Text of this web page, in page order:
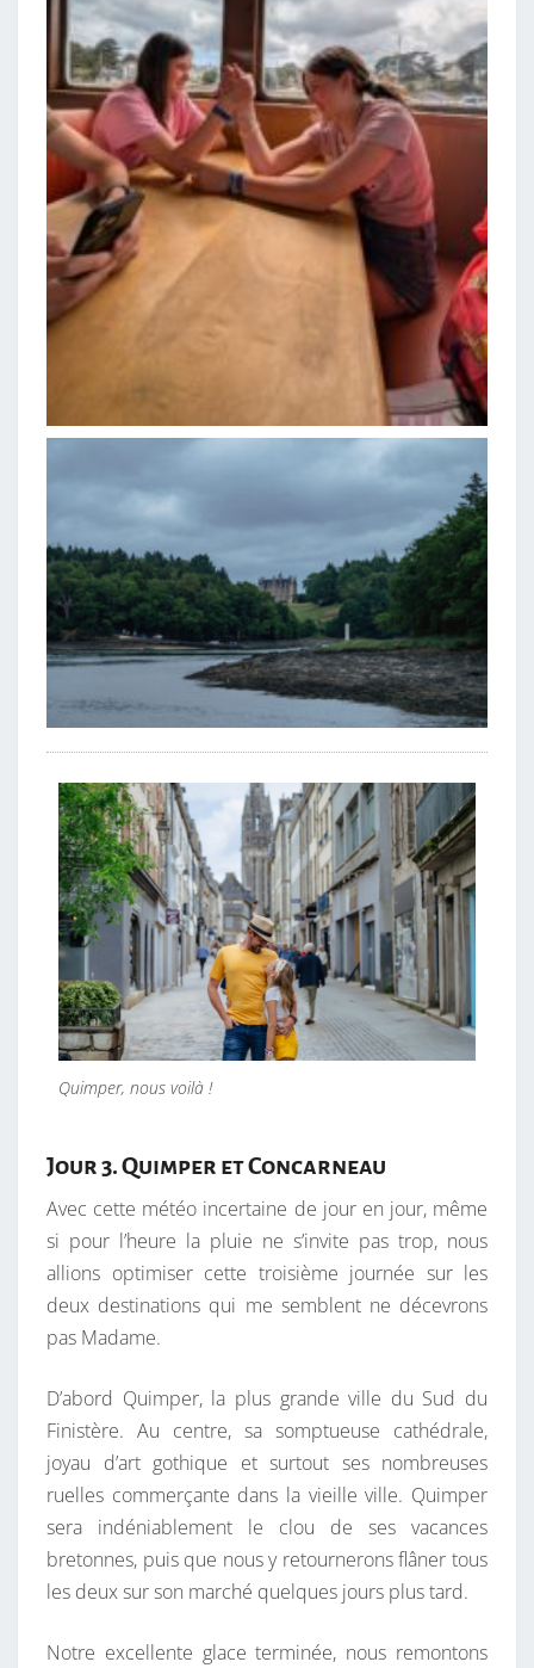
Quimper, nous voilà !
Jour 3. Quimper et Concarneau
Avec cette météo incertaine de jour en jour, même
si pour l’heure la pluie ne s’invite pas trop, nous
allions optimiser cette troisième journée sur les
deux destinations qui me semblent ne décevrons
pas Madame.
D’abord Quimper, la plus grande ville du Sud du
Finistère. Au centre, sa somptueuse cathédrale,
joyau d’art gothique et surtout ses nombreuses
ruelles commerçante dans la vieille ville. Quimper
sera indéniablement le clou de ses vacances
bretonnes, puis que nous y retournerons flâner tous
les deux sur son marché quelques jours plus tard.
Notre excellente glace terminée, nous remontons